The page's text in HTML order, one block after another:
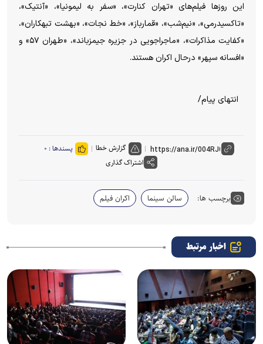
این روز‌ها فیلم‌های «تهران کنارت»، «سفر به لیمونیا»، «آنتیک»،
«تاکسیدرمی»، «نیم‌شب»، «قمارباز»، «خط نجات»، «بهشت تبهکاران»،
«کفایت مذاکرات»، «ماجراجویی در جزیره جیمزباند»، «طهران ۵۷» و
«افسانه سپهر» درحال اکران هستند.
انتهای پیام/
گزارش خطا پسندها : ۰
اشتراک گذاری
برچسب ها: سالن سینما اکران فیلم
اخبار مرتبط